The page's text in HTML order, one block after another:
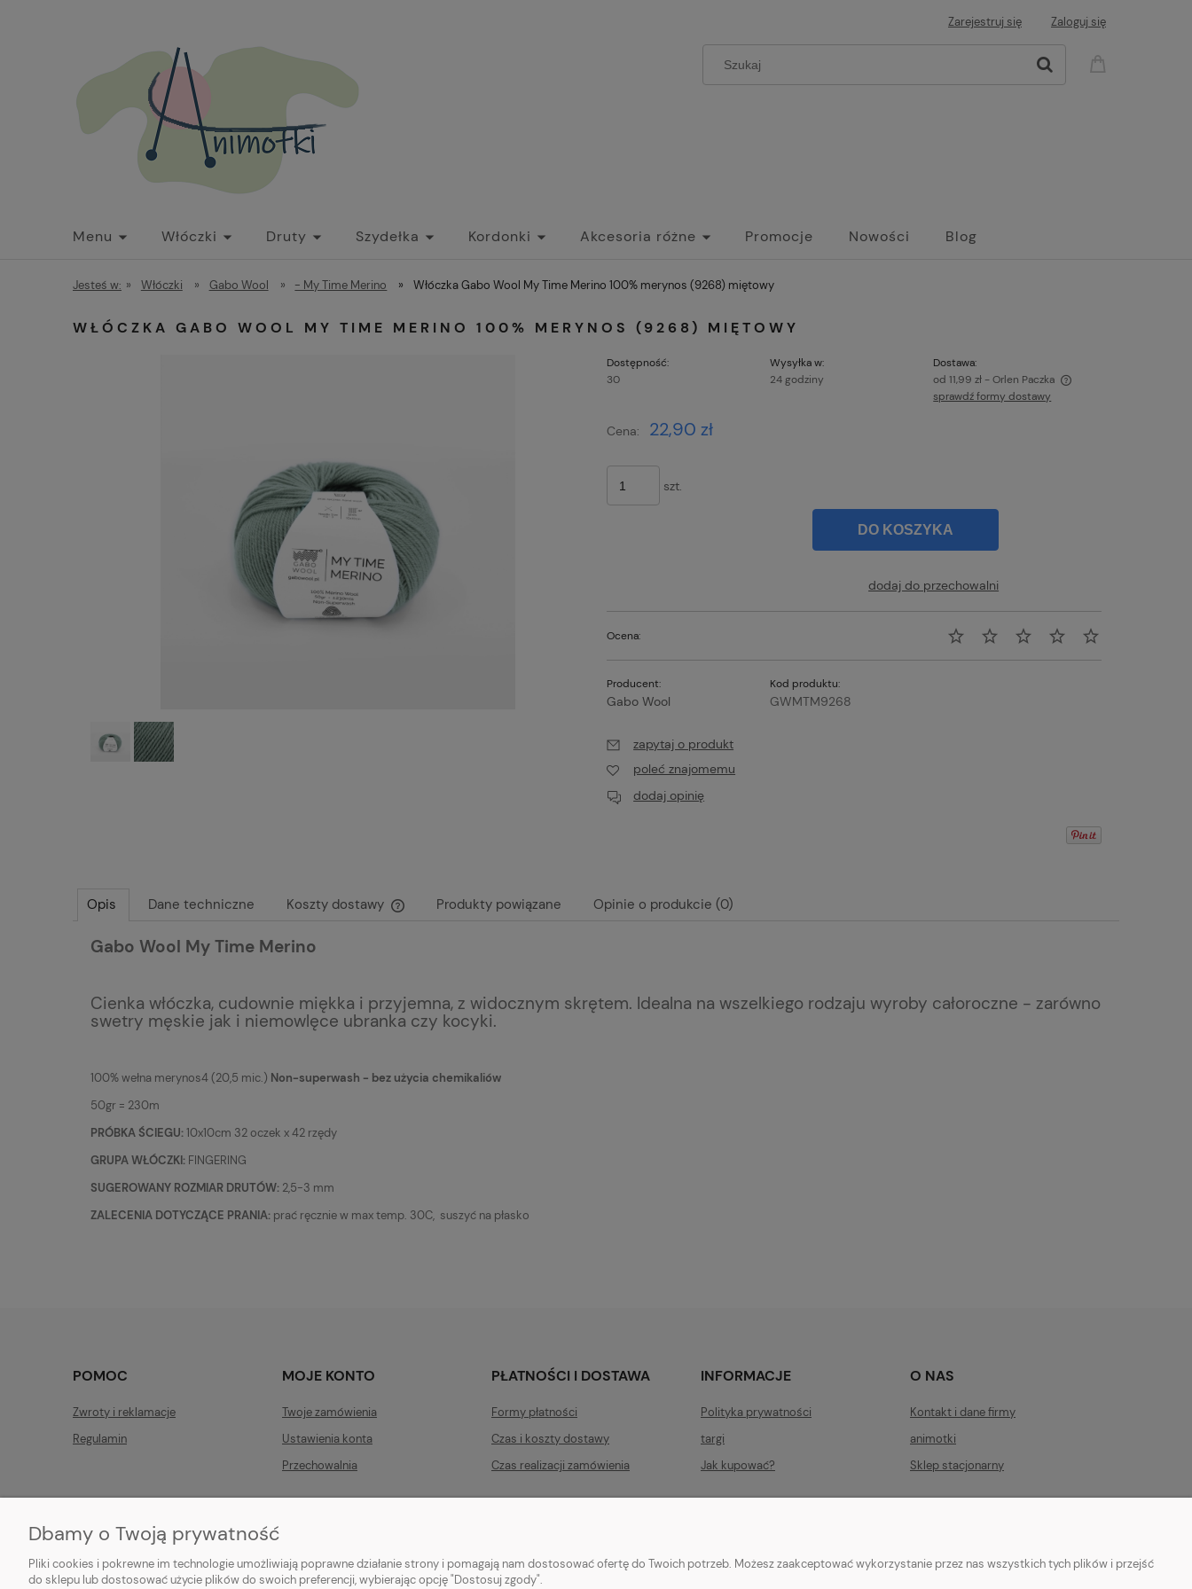
Zarejestruj się Zaloguj się
Menu Włóczki Druty Szydełka Kordonki Akcesoria różne Promocje Nowości Blog
Wyroby gotowe - czapki, szaliki itp
Jesteś w: » Włóczki » Gabo Wool » - My Time Merino » Włóczka Gabo Wool My Time Merino 100% merynos (9268) miętowy
WŁÓCZKA GABO WOOL MY TIME MERINO 100% MERYNOS (9268) MIĘTOWY
Dostępność:
30
Wysyłka w:
24 godziny
Dostawa:
od 11,99 zł - Orlen Paczka
sprawdź formy dostawy
Cena: 22,90 zł
szt.
DO KOSZYKA
dodaj do przechowalni
Ocena:
Producent:
Gabo Wool
Kod produktu:
GWMTM9268
zapytaj o produkt
poleć znajomemu
dodaj opinię
Opis Dane techniczne Koszty dostawy Produkty powiązane Opinie o produkcie (0)
Gabo Wool My Time Merino
Cienka włóczka, cudownie miękka i przyjemna, z widocznym skrętem. Idealna na wszelkiego rodzaju wyroby całoroczne - zarówno
swetry męskie jak i niemowlęce ubranka czy kocyki.
100% wełna merynos4 (20,5 mic.) Non-superwash - bez użycia chemikaliów
50gr = 230m
PRÓBKA ŚCIEGU:10x10cm 32 oczek x 42 rzędy
GRUPA WŁÓCZKI: FINGERING
SUGEROWANY ROZMIAR DRUTÓW: 2,5-3 mm
ZALECENIA DOTYCZĄCE PRANIA: prać ręcznie w max temp. 30C, suszyć na płasko
POMOC
Zwroty i reklamacje
Regulamin
MOJE KONTO
Twoje zamówienia
Ustawienia konta
Przechowalnia
PŁATNOŚCI I DOSTAWA
Formy płatności
Czas i koszty dostawy
Czas realizacji zamówienia
INFORMACJE
Polityka prywatności
targi
Jak kupować?
O NAS
Kontakt i dane firmy
animotki
Sklep stacjonarny
animotki Anna Oprzędek
ul. Floriańska 3
41-500 Chorzów
Dbamy o Twoją prywatność
Pliki cookies i pokrewne im technologie umożliwiają poprawne działanie strony i pomagają nam dostosować ofertę do Twoich potrzeb. Możesz zaakceptować wykorzystanie przez nas wszystkich tych plików i przejść
do sklepu lub dostosować użycie plików do swoich preferencji, wybierając opcję "Dostosuj zgody".